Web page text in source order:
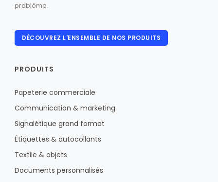
problème.
DÉCOUVREZ L'ENSEMBLE DE NOS PRODUITS
PRODUITS
Papeterie commerciale
Communication & marketing
Signalétique grand format
Étiquettes & autocollants
Textile & objets
Documents personnalisés